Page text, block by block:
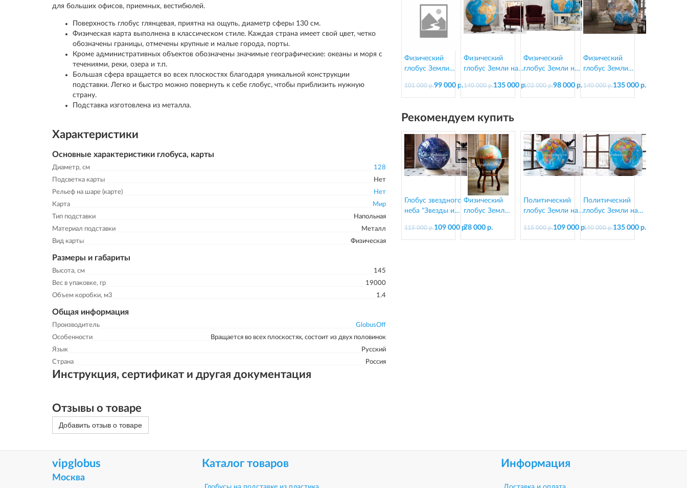
для больших офисов, приемных, вестибюлей.
Поверхность глобус глянцевая, приятна на ощупь, диаметр сферы 130 см.
Физическая карта выполнена в классическом стиле. Каждая страна имеет свой цвет, четко
обозначены границы, отмечены крупные и малые города, порты.
Кроме административных объектов обозначены значимые географические: океаны и моря с
течениями, реки, озера и т.п.
Большая сфера вращается во всех плоскостях благодаря уникальной конструкции
подставки. Легко и быстро можно повернуть к себе глобус, чтобы приблизить нужную
страну.
Подставка изготовлена из металла.
Характеристики
Основные характеристики глобуса, карты
Диаметр, см
128
Подсветка карты
Нет
Рельеф на шаре (карте)
Нет
Карта
Мир
Тип подставки
Напольная
Материал подставки
Металл
Вид карты
Физическая
Размеры и габариты
Высота, см
145
Вес в упаковке, гр
19000
Объем коробки, м3
1.4
Общая информация
Производитель
GlobusOff
Особенности
Вращается во всех плоскостях, состоит из двух половинок
Язык
Русский
Страна
Россия
Инструкция, сертификат и другая документация
Физический
глобус Земли
ретро на
подставке из
99 000 р.
101 000 р.
Физический
глобус Земли на
подставке, d=130
см
135 000 р.
140 000 р.
Физический
глобус Земли на
стеклопластика,
d=95 см
98 000 р.
102 000 р.
Физический
глобус Земли
ретро на
подставке из
135 000 р.
140 000 р.
Рекомендуем купить
Глобус звездного
неба "Звезды и
подставке из
пластика, d=130
109 000 р.
115 000 р.
Физический
глобус Земли
подставке из
дерева, d=64
78 000 р.
Политический
глобус Земли на
пластика, d=130
см
109 000 р.
115 000 р.
Политический
глобус Земли на
дерева, d=130 см
135 000 р.
140 000 р.
Отзывы о товаре
Добавить отзыв о товаре
vipglobus
Москва
Каталог товаров Информация